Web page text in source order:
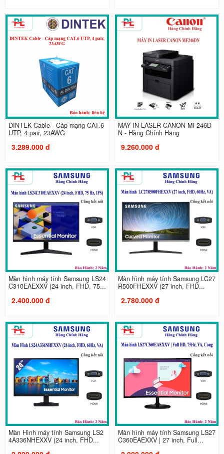
DINTEK Cable - Cáp mạng CAT.6
UTP, 4 pair, 23AWG
3.289.000 đ
MÁY IN LASER CANON MF246D
N - Hàng Chính Hãng
9.260.000 đ
Màn hình máy tính Samsung LS24
C310EAEXXV (24 inch, FHD, 75...
2.400.000 đ
Màn hình máy tính Samsung LC27
R500FHEXXV (27 inch, FHD...
2.780.000 đ
Màn Hình máy tính Samsung LS2
4A336NHEXXV (24 inch, FHD...
Màn hình máy tính Samsung LS27
C360EAEXXV | 27 inch, Full...